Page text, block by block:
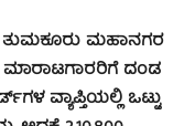
ತುಮಕೂರು ಮಹಾನಗರ
ಮಾರಾಟಗಾರರಿಗೆ ದಂಡ
ವ್ಯಾಪ್ತಿಯಲ್ಲಿ ಒಟ್ಟು